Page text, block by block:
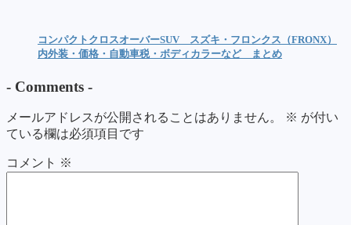
コンパクトクロスオーバーSUV スズキ・フロンクス（FRONX）
内外装・価格・自動車税・ボディカラーなど まとめ
- Comments -
メールアドレスが公開されることはありません。 ※ が付い
ている欄は必須項目です
コメント ※